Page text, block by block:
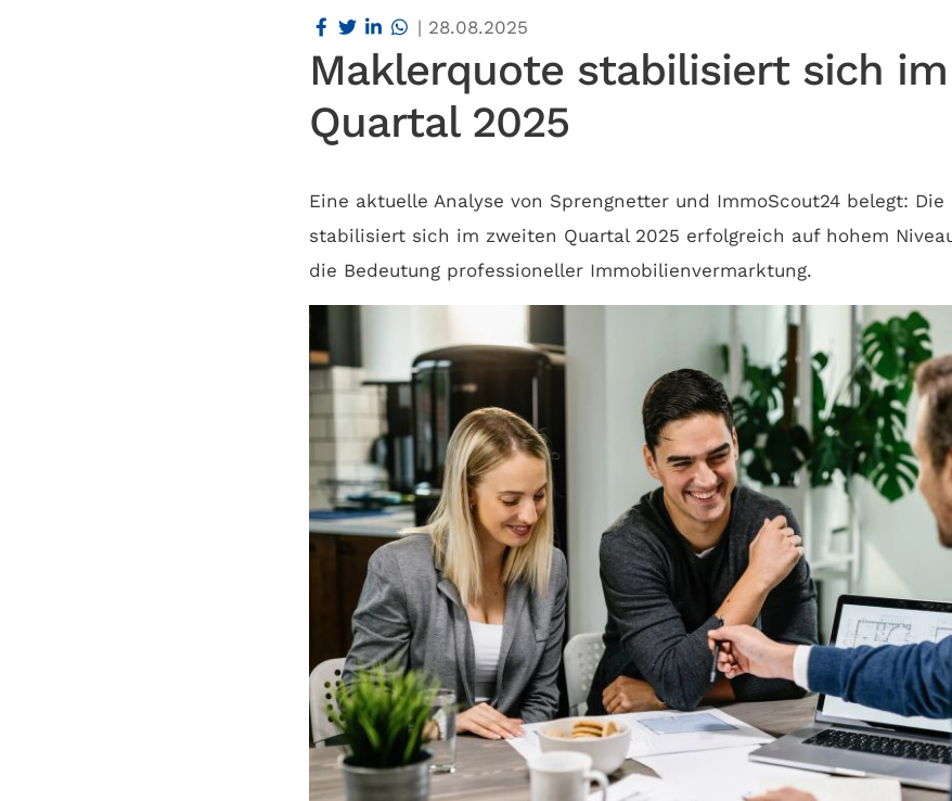
| 28.08.2025
Maklerquote stabilisiert sich
Quartal 2025
Eine aktuelle Analyse von Sprengnetter und ImmoScout24 belegt: Die
stabilisiert sich im zweiten Quartal 2025 erfolgreich auf hohem
die Bedeutung professioneller Immobilienvermarktung.